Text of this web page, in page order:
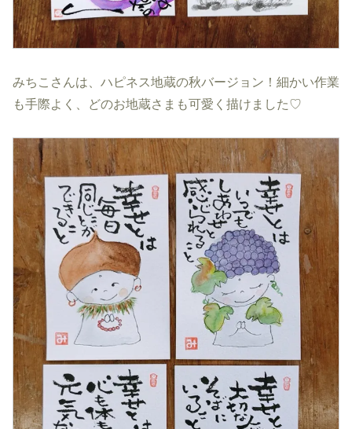
みちこさんは、ハピネス地蔵の秋バージョン！細かい作業
も手際よく、どのお地蔵さまも可愛く描けました♡